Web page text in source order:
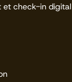
et check-in digital